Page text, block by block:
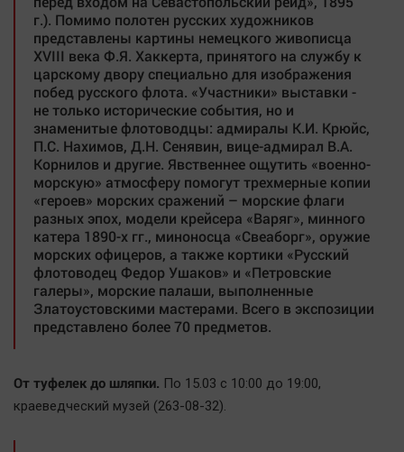
г.). Помимо полотен русских художников
представлены картины немецкого живописца
XVIII века Ф.Я. Хаккерта, принятого на службу к
царскому двору специально для изображения
побед русского флота. «Участники» выставки -
не только исторические события, но и
знаменитые флотоводцы: адмиралы К.И. Крюйс,
П.С. Нахимов, Д.Н. Сенявин, вице-адмирал В.А.
Корнилов и другие. Явственнее ощутить «военно-
морскую» атмосферу помогут трехмерные копии
«героев» морских сражений – морские флаги
разных эпох, модели крейсера «Варяг», минного
катера 1890-х гг., миноносца «Свеаборг», оружие
морских офицеров, а также кортики «Русский
флотоводец Федор Ушаков» и «Петровские
галеры», морские палаши, выполненные
Златоустовскими мастерами. Всего в экспозиции
представлено более 70 предметов.
От туфелек до шляпки. По 15.03 с 10:00 до 19:00,
краеведческий музей (263-08-32).